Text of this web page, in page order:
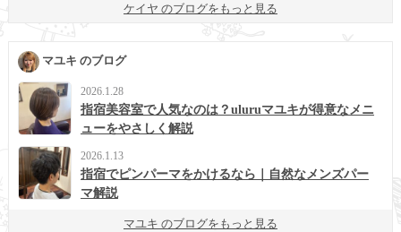
ケイヤ のブログをもっと見る
マユキ のブログ
2026.1.28
指宿美容室で人気なのは？uluruマユキが得意なメニ
ューをやさしく解説
2026.1.13
指宿でピンパーマをかけるなら｜自然なメンズパー
マ解説
マユキ のブログをもっと見る